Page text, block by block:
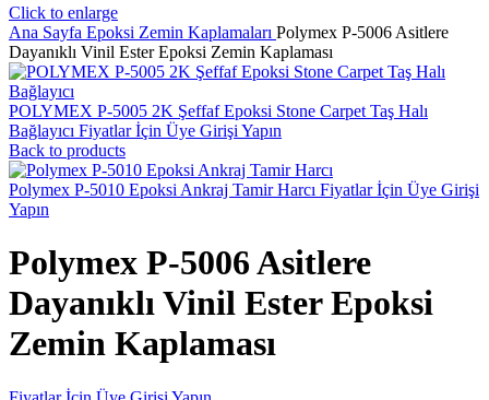
Click to enlarge
Ana Sayfa Epoksi Zemin Kaplamaları Polymex P-5006 Asitlere
Dayanıklı Vinil Ester Epoksi Zemin Kaplaması
POLYMEX P-5005 2K Şeffaf Epoksi Stone Carpet Taş Halı
Bağlayıcı Fiyatlar İçin Üye Girişi Yapın
Back to products
Polymex P-5010 Epoksi Ankraj Tamir Harcı Fiyatlar İçin Üye Girişi
Yapın
Polymex P-5006 Asitlere
Dayanıklı Vinil Ester Epoksi
Zemin Kaplaması